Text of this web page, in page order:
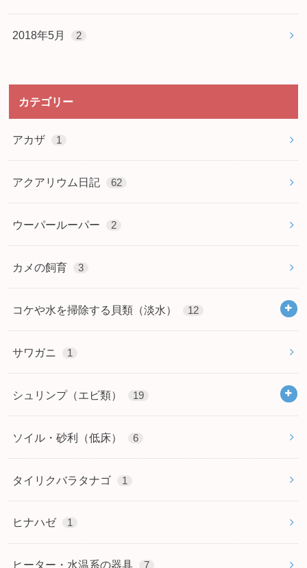
2018年5月 2
カテゴリー
アカザ 1
アクアリウム日記 62
ウーパールーパー 2
カメの飼育 3
コケや水を掃除する貝類（淡水） 12
サワガニ 1
シュリンプ（エビ類） 19
ソイル・砂利（低床） 6
タイリクバラタナゴ 1
ヒナハゼ 1
ヒーター・水温系の器具 7